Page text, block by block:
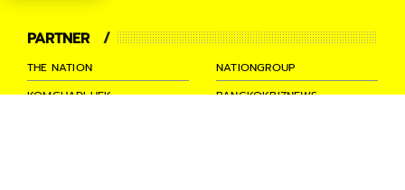
PARTNER
THE NATION
NATIONGROUP
KOMCHADLUEK
BANGKOKBIZNEWS